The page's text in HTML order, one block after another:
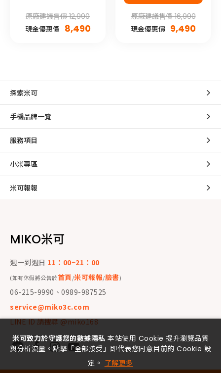
原廠建議售價 12,990
現金優惠價 8,490
原廠建議售價 16,990
現金優惠價 9,490
探索米可
手機品牌一覽
服務項目
小米專區
米可報報
MIKO米可
週一到週日 11：00~21：00
(如有休假將公告於首頁/米可報報/臉書)
06-215-9990、0989-987525
service@miko3c.com
LINE ID 請搜尋 @miko168
米可致力於守護您的數據隱私 本站使用 Cookie 提升瀏覽品質
與分析流量。點擊「全部接受」即代表您同意目前的 Cookie 設
定。 了解更多